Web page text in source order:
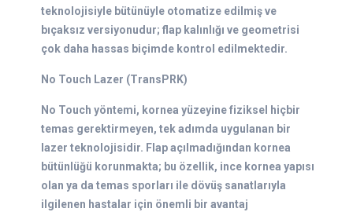
teknolojisiyle bütünüyle otomatize edilmiş ve
bıçaksız versiyonudur; flap kalınlığı ve geometrisi
çok daha hassas biçimde kontrol edilmektedir.
No Touch Lazer (TransPRK)
No Touch yöntemi, kornea yüzeyine fiziksel hiçbir
temas gerektirmeyen, tek adımda uygulanan bir
lazer teknolojisidir. Flap açılmadığından kornea
bütünlüğü korunmakta; bu özellik, ince kornea yapısı
olan ya da temas sporları ile dövüş sanatlarıyla
ilgilenen hastalar için önemli bir avantaj